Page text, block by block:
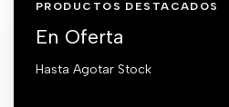
PRODUCTOS DESTACADOS
En Oferta
Hasta Agotar Stock